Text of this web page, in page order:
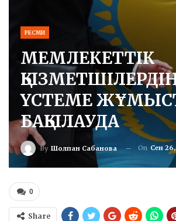
РЕСМИ
МЕМЛЕКЕТТІК
ҮСТЕМЕ
БАҚЫЛАУДА
By Шолпан Сабанова On Сен
0
Share